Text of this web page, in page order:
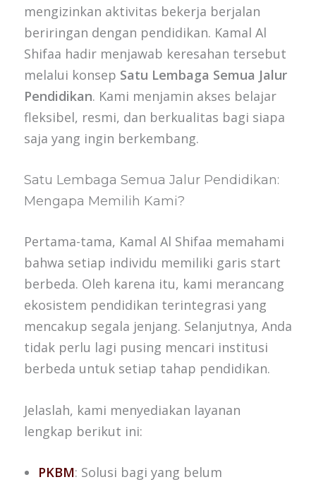
mengizinkan aktivitas bekerja berjalan
beriringan dengan pendidikan. Kamal Al
Shifaa hadir menjawab keresahan tersebut
melalui konsep Satu Lembaga Semua Jalur
Pendidikan. Kami menjamin akses belajar
fleksibel, resmi, dan berkualitas bagi siapa
saja yang ingin berkembang.
Satu Lembaga Semua Jalur Pendidikan:
Mengapa Memilih Kami?
Pertama-tama, Kamal Al Shifaa memahami
bahwa setiap individu memiliki garis start
berbeda. Oleh karena itu, kami merancang
ekosistem pendidikan terintegrasi yang
mencakup segala jenjang. Selanjutnya, Anda
tidak perlu lagi pusing mencari institusi
berbeda untuk setiap tahap pendidikan.
Jelaslah, kami menyediakan layanan
lengkap berikut ini:
PKBM: Solusi bagi yang belum